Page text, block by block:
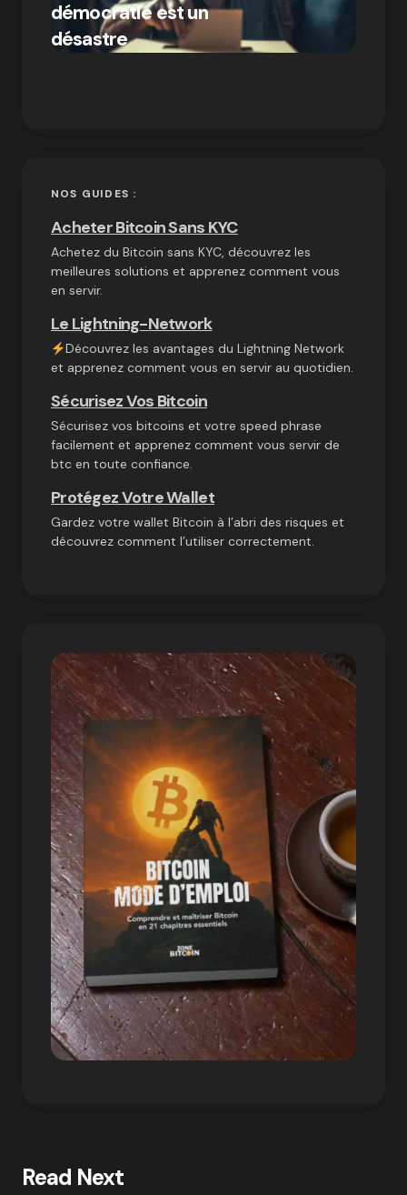
démocratie est un
désastre
par Ines Aissani
on 03/10/2024
NOS GUIDES :
Acheter Bitcoin Sans KYC
Achetez du Bitcoin sans KYC, découvrez les
meilleures solutions et apprenez comment vous
en servir.
Le Lightning-Network
Découvrez les avantages du Lightning Network
et apprenez comment vous en servir au quotidien.
Sécurisez Vos Bitcoin
Sécurisez vos bitcoins et votre speed phrase
facilement et apprenez comment vous servir de
btc en toute confiance.
Protégez Votre Wallet
Gardez votre wallet Bitcoin à l’abri des risques et
découvrez comment l’utiliser correctement.
Read Next